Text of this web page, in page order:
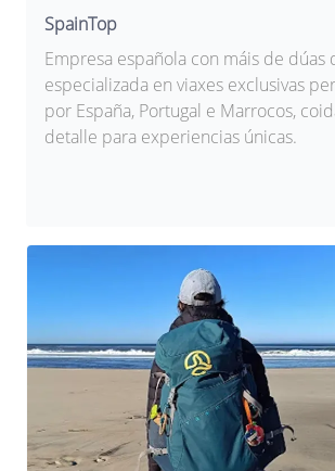
SpainTop
Empresa española con máis de dúas
especializada en viaxes exclusivas
por España, Portugal e Marrocos,
detalle para experiencias únicas.